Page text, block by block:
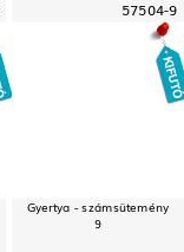
57504-9
Gyertya - számsütemény
9